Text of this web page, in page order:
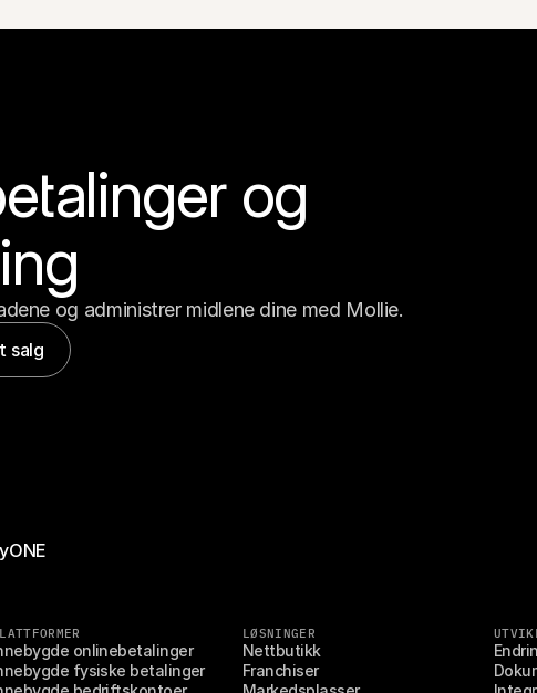
og
og administrer midlene dine med Mollie.
salg
onlinebetalinger
fysiske betalinger
LØSNINGER
Nettbutikk
Franchiser